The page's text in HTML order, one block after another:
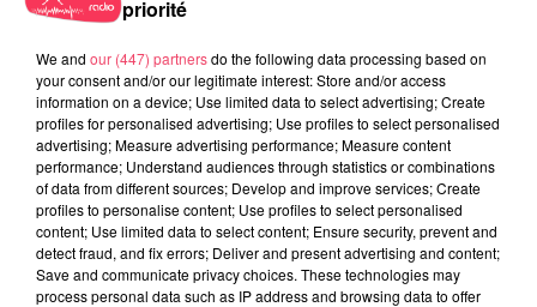
priorité
We and our (447) partnersdo the following data processing based on
your consent and/or our legitimate interest: Store and/or access
information on a device; Use limited data to select advertising; Create
profiles for personalised advertising; Use profiles to select personalised
advertising; Measure advertising performance; Measure content
performance; Understand audiences through statistics or combinations
of data from different sources; Develop and improve services; Create
profiles to personalise content; Use profiles to select personalised
content; Use limited data to select content; Ensure security, prevent and
detect fraud, and fix errors; Deliver and present advertising and content;
Save and communicate privacy choices. These technologies may
process personal data such as IP address and browsing data to offer